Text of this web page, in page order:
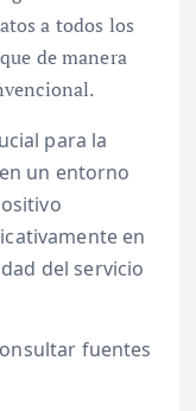
a todos los
de manera
para la
un entorno
en
del servicio
fuentes